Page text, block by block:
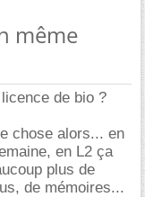
même
de bio ?
chose alors... en
en L2 ça
plus de
de mémoires...